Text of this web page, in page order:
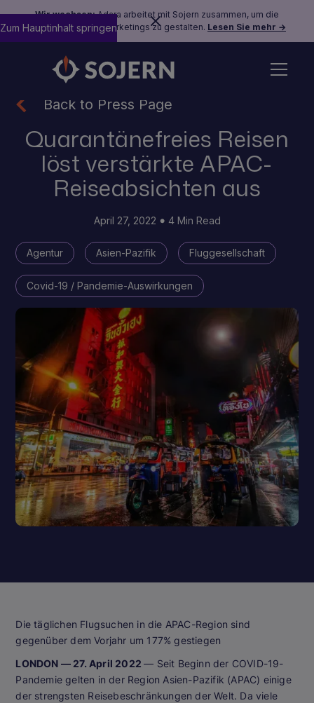
Wir wachsen:Adara arbeitet mit Sojern zusammen, um die
Zukunft des Reisemarketings zu gestalten. Lesen Sie mehr →
Zum Hauptinhalt springen
Back to Press Page
Quarantänefreies Reisen
löst verstärkte APAC-
Reiseabsichten aus
April 27, 2022 4 Min Read
Agentur Asien-Pazifik Fluggesellschaft
Covid-19 / Pandemie-Auswirkungen
Die täglichen Flugsuchen in die APAC-Region sind
gegenüber dem Vorjahr um 177% gestiegen
LONDON — 27. April 2022— Seit Beginn der COVID-19-
Pandemie gelten in der Region Asien-Pazifik (APAC) einige
der strengsten Reisebeschränkungen der Welt. Da viele